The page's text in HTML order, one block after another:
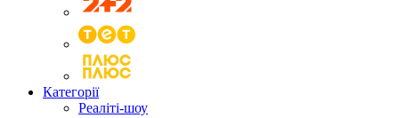
Категорії
Реаліті-шоу